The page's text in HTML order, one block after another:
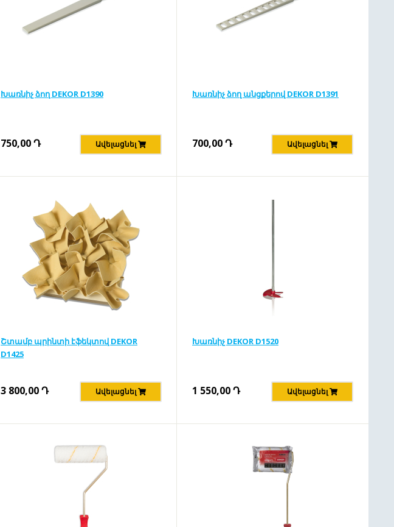
Խառնիչ ձող DEKOR D1390
750,00Դ Ավելացնել
Խառնիչ ձող անցքերով DEKOR D1391
700,00Դ Ավելացնել
Շտամբ պրինտի էֆեկտով DEKOR
D1425
3 800,00Դ Ավելացնել
Խառնիչ DEKOR D1520
1 550,00Դ Ավելացնել